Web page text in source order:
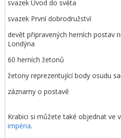
svazek Úvod do světa
svazek První dobrodružství
devět připravených herních postav
Londýna
60 herních žetonů
žetony reprezentující body osudu
záznamy o postavě
Krabici si můžete také objednat ve
impéria.